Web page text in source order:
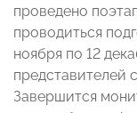
проведено
проводиться
ноября по 12
представителей
Завершится